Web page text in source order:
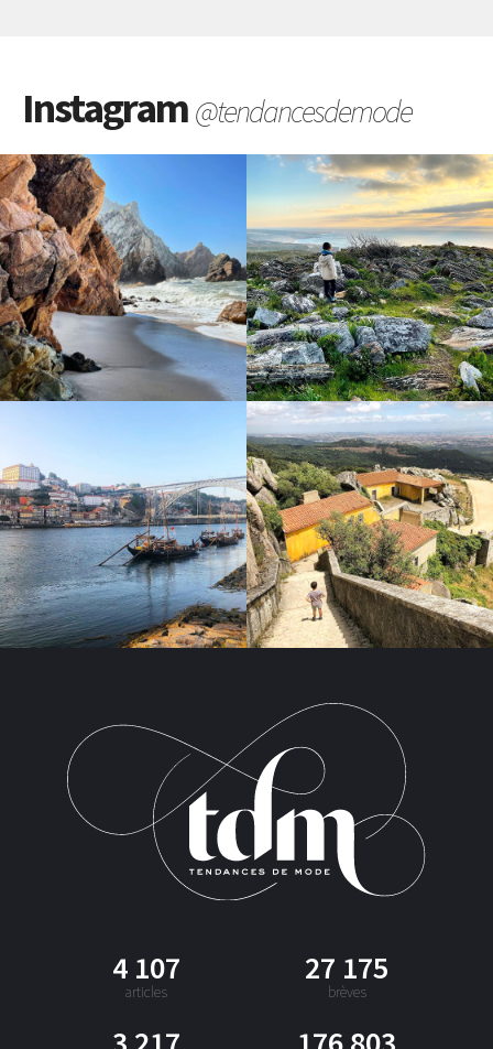
Instagram@tendancesdemode
4 107
articles
27 175
brèves